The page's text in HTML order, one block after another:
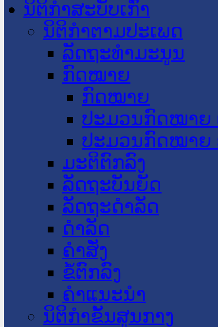
ນິຕິກໍາສະບັບເກົ່າ
ນິຕິກຳຕາມປະເພດ
ລັດຖະທໍາມະນູນ
ກົດໝາຍ
ກົດໝາຍ
ປະມວນກົດໝາຍ
ປະມວນກົດໝາຍ
ມະຕິຕົກລົງ
ລັດຖະບັນຍັດ
ລັດຖະດໍາລັດ
ດໍາລັດ
ຄໍາສັ່ງ
ຂໍ້ຕົກລົງ
ຄໍາແນະນໍາ
ນິຕິກໍາຂັ້ນສູນກາງ